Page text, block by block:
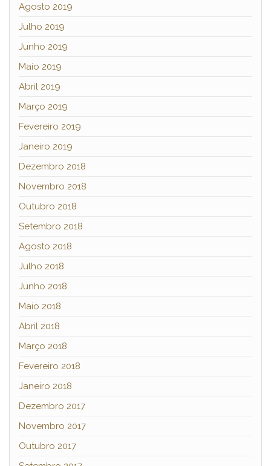
Agosto 2019
Julho 2019
Junho 2019
Maio 2019
Abril 2019
Março 2019
Fevereiro 2019
Janeiro 2019
Dezembro 2018
Novembro 2018
Outubro 2018
Setembro 2018
Agosto 2018
Julho 2018
Junho 2018
Maio 2018
Abril 2018
Março 2018
Fevereiro 2018
Janeiro 2018
Dezembro 2017
Novembro 2017
Outubro 2017